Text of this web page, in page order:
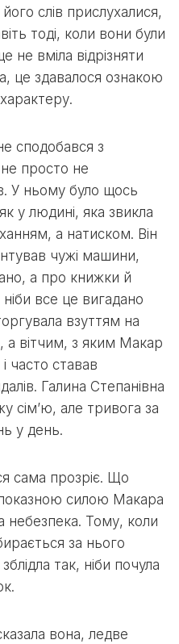
слів прислухалися,
тоді, коли вони були
не вміла відрізняти
це здавалося ознакою
сподобався з
просто не
У ньому було щось
у людині, яка звикла
а натиском. Він
чужі машини,
а про книжки й
все це вигадано
взуттям на
а вітчим, з яким Макар
часто ставав
Галина Степанівна
сім’ю, але тривога за
у день.
сама прозріє. Що
силою Макара
небезпека. Тому, коли
за нього
так, ніби почула
вона, ледве